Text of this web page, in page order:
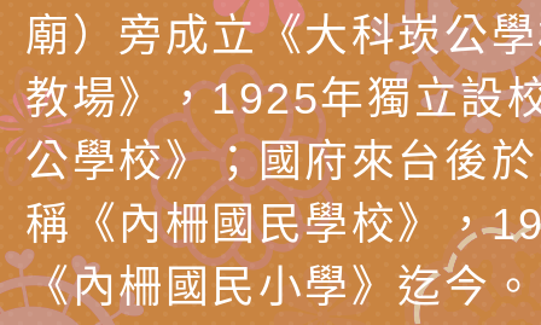
展」活動
學研習」實施計畫(
心」、「自造教育及
中心」及「國中小職
習營」等師生，參訪
「第56屆全國技能競
轉知本市辦理「115
者保齡球賽」
檢送桃園市政府LED
字稿及LCD託播影（
轉知衛生福利部社會
檢送該部國民健康署
產期高風險孕產婦（
有關社團法人中華民
家長協會(以下稱該
檢送桃園市政府家庭
廟）旁成立《大科崁公
教場》，1925年獨立設
公學校》；國府來台後
稱《內柵國民學校》，
《內柵國民小學》迄今。